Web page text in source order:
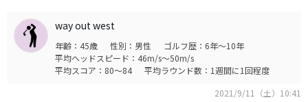
way out west
年齢：45歳 性別：男性
ゴルフ歴：6年～10年
平均ヘッドスピード：46m/s～50m/s
平均スコア：80～84
平均ラウンド数：1週間に1回程度
2021/9/11（土）10:41